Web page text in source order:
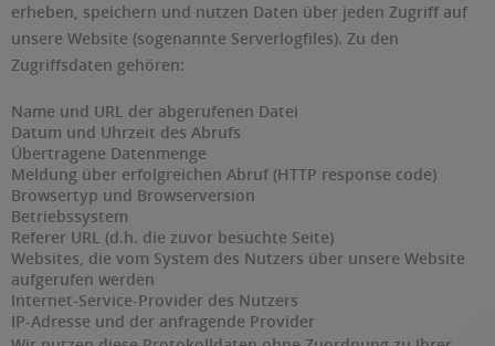
erheben, speichern und nutzen Daten über jeden Zugriff auf
unsere Website (sogenannte Serverlogfiles). Zu den
Zugriffsdaten gehören:
Name und URL der abgerufenen Datei
Datum und Uhrzeit des Abrufs
Übertragene Datenmenge
Meldung über erfolgreichen Abruf (HTTP response code)
Browsertyp und Browserversion
Betriebssystem
Referer URL (d.h. die zuvor besuchte Seite)
Websites, die vom System des Nutzers über unsere Website
aufgerufen werden
Internet-Service-Provider des Nutzers
IP-Adresse und der anfragende Provider